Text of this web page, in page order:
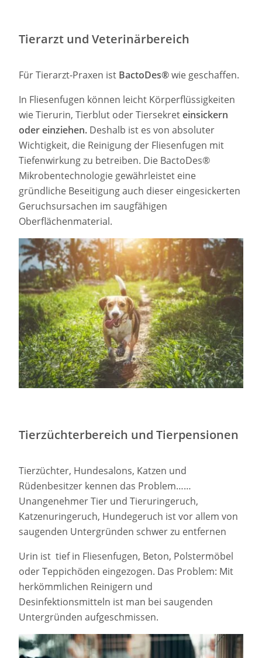
Tierarzt und Veterinärbereich
Für Tierarzt-Praxen ist BactoDes®wie geschaffen.
In Fliesenfugen können leicht Körperflüssigkeiten
wie Tierurin, Tierblut oder Tiersekreteinsickern
oder einziehen. Deshalb ist es von absoluter
Wichtigkeit, die Reinigung der Fliesenfugen mit
Tiefenwirkung zu betreiben. Die BactoDes®
Mikrobentechnologie gewährleistet eine
gründliche Beseitigung auch dieser eingesickerten
Geruchsursachen im saugfähigen
Oberflächenmaterial.
Tierzüchterbereich und Tierpensionen
Tierzüchter, Hundesalons, Katzen und
Rüdenbesitzer kennen das Problem……
Unangenehmer Tier und Tieruringeruch,
Katzenuringeruch, Hundegeruch ist vor allem von
saugenden Untergründen schwer zu entfernen
Urin ist tief in Fliesenfugen, Beton, Polstermöbel
oder Teppichöden eingezogen. Das Problem: Mit
herkömmlichen Reinigern und
Desinfektionsmitteln ist man bei saugenden
Untergründen aufgeschmissen.